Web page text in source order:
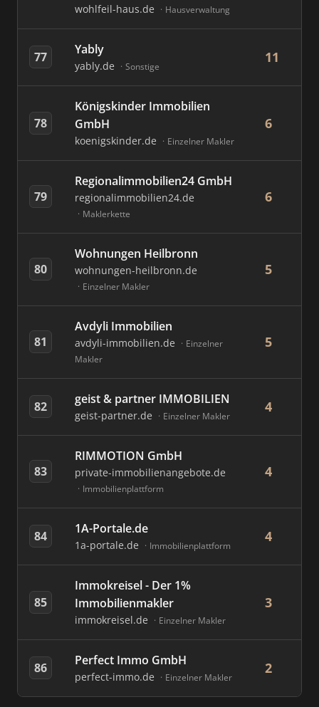
wohlfeil-haus.de Hausverwaltung
77 Yably
yably.de Sonstige
11
78
Königskinder Immobilien
GmbH
koenigskinder.de Einzelner Makler
6
79
Regionalimmobilien24 GmbH
regionalimmobilien24.de
Maklerkette
6
80
Wohnungen Heilbronn
wohnungen-heilbronn.de
Einzelner Makler
5
81
Avdyli Immobilien
avdyli-immobilien.de
Einzelner
Makler
5
82 geist & partner IMMOBILIEN
geist-partner.de Einzelner Makler
4
83
RIMMOTION GmbH
private-immobilienangebote.de
Immobilienplattform
4
84 1A-Portale.de
1a-portale.de Immobilienplattform
4
85
Immokreisel - Der 1%
Immobilienmakler
immokreisel.de Einzelner Makler
3
86 Perfect Immo GmbH
perfect-immo.de Einzelner Makler
2